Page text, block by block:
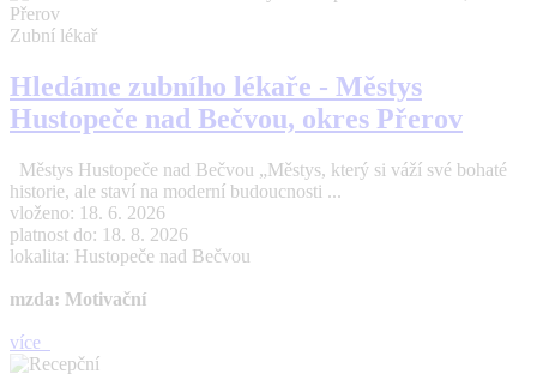
Zubní lékař
Hledáme zubního lékaře - Městys
Hustopeče nad Bečvou, okres Přerov
Městys Hustopeče nad Bečvou „Městys, který si váží své bohaté
historie, ale staví na moderní budoucnosti ...
vloženo: 18. 6. 2026
platnost do: 18. 8. 2026
lokalita: Hustopeče nad Bečvou
mzda: Motivační
více